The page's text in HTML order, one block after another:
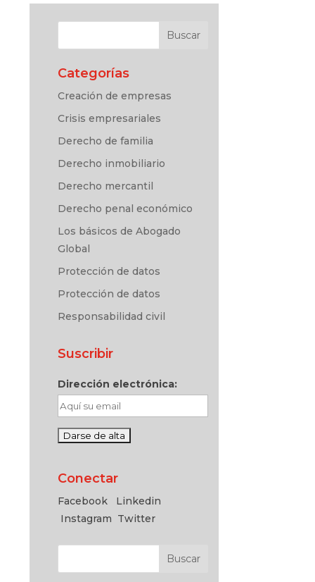
Categorías
Creación de empresas
Crisis empresariales
Derecho de familia
Derecho inmobiliario
Derecho mercantil
Derecho penal económico
Los básicos de Abogado
Global
Protección de datos
Protección de datos
Responsabilidad civil
Suscribir
Dirección electrónica:
Conectar
Facebook
Linkedin
Instagram Twitter